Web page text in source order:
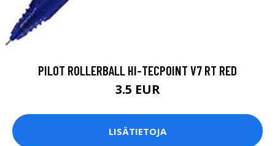
PILOT ROLLERBALL HI-TECPOINT V7 RT RED
3.5 EUR
LISÄTIETOJA